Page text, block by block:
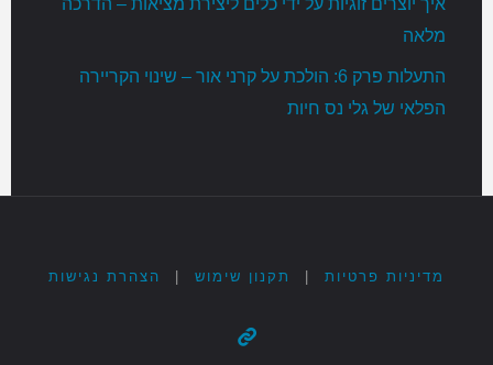
מלאה
התעלות פרק 6: הולכת על קרני אור – שינוי הקריירה
הפלאי של גלי נס חיות
מדיניות פרטיות | תקנון שימוש | הצהרת נגישות